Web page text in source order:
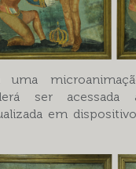
ser
em